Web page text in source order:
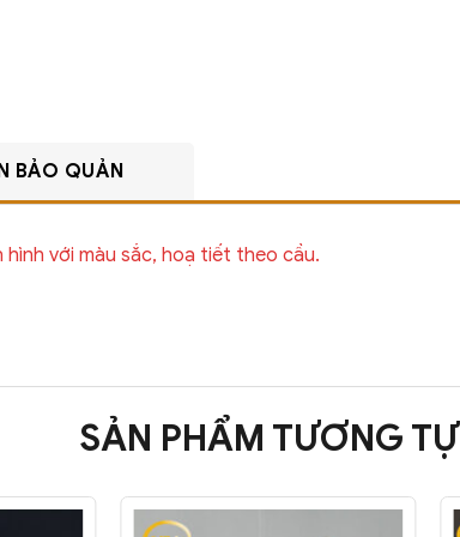
BẢO QUẢN
hình với màu sắc, hoạ tiết theo cầu.
SẢN PHẨM TƯƠNG TỰ